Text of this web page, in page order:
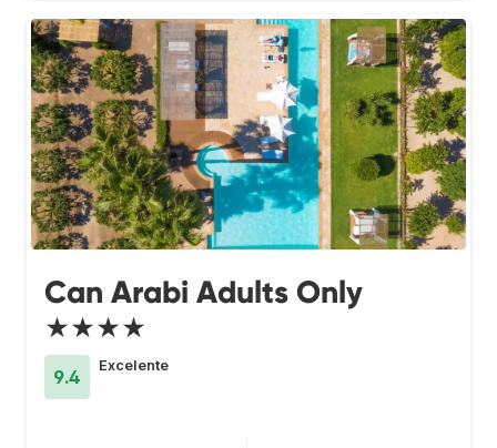
Can Arabi Adults Only
★★★★
9.4
Excelente